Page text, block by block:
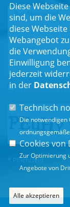
* Pflichtfeld
Diese
sind, um die
diese
Webangebot
die
Einwilligung
jederzeit
in der
Technisch
Die notwendigen
Cookies
Zur Optimierung
Angebote von
Alle akzeptieren